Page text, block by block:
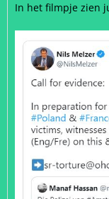
In het filmpje zien